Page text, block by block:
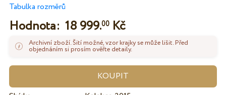
Tabulka rozměrů
Hodnota: 18 999.00Kč
Archivní zboží. Šití možné, vzor krajky se může lišit. Před
objednáním si prosím ověřte detaily.